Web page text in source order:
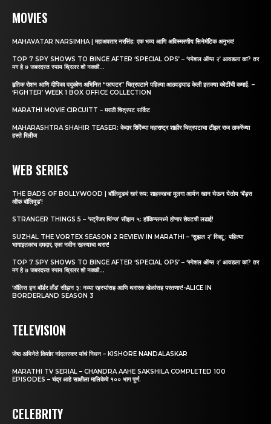
MOVIES
MAHAVATAR NARSIMHA | महाअवतार नरसिंह: एक भव्य आणि अविस्मरणीय सिनेमॅटिक अनुभव!
TOP 7 SPY SHOWS TO BINGE AFTER ‘SPECIAL OPS’ – ‘स्पेशल ऑप्स २’ आवडला का? तर
मग हे ७ जबरदस्त स्पाय थ्रिलर शो नक्की...
हृतिक रोशन आणि दीपिका पदुकोण अभिनित “फायटर” चित्रपटाने पहिल्या आठवड्याड केली इतक्या कोटींची कमाई. –
‘FIGHTER’ WEEK 1 BOX OFFICE COLLECTION
MARATHI MOVIE CIRCUITT – मराठी चित्रपट सर्किट
MAHARASHTRA SHAHIR TEASER: केदार शिंदेंच्या महाराष्ट्र शाहीर चित्रपटाचा टीझर राज ठाकरेंच्या
हस्ते रिलीज
WEB SERIES
THE BADS OF BOLLYWOOD | बॉलिवूडचं खरं रूप: शाहरुखचा मुलगा आर्यन खान घेऊन येतोय ‘बॅड्स
ऑफ बॉलिवूड’!
STRANGER THINGS 5 – ‘स्ट्रेंजर थिंग्ज’ सीझन ५: हॉकिन्समध्ये होणार शेवटची लढाई!
SUZHAL THE VORTEX SEASON 2 REVIEW IN MARATHI – ‘सुझल २’ रिव्ह्यू : पहिल्या
भागाइतकाच दमदार, एका नवीन रहस्याचा थरार!
TOP 7 SPY SHOWS TO BINGE AFTER ‘SPECIAL OPS’ – ‘स्पेशल ऑप्स २’ आवडला का? तर
मग हे ७ जबरदस्त स्पाय थ्रिलर शो नक्की...
‘अ‍ॅलिस इन बॉर्डर लँड’ सीझन ३: नव्या रहस्यांसह आणि थरारक खेळांसह परतणार!-ALICE IN
BORDERLAND SEASON 3
TELEVISION
जेष्ठ अभिनेते किशोर नांदलस्कर यांचं निधन – KISHORE NANDALASKAR
MARATHI TV SERIAL – CHANDRA AAHE SAKSHILA COMPLETED 100
EPISODES – चंद्र आहे साक्षीला मालिकेचे १०० भाग पुर्ण.
CELEBRITY